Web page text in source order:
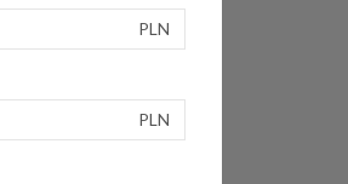
PLN
PLN